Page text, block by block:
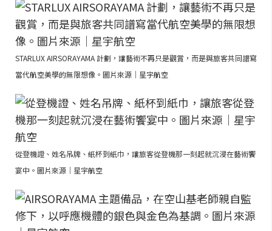
STARLUX AIRSORAYAMA 計劃，讓藝術不再只是觀賞，而是與旅客共同譜寫
當代航空美學的無限想像。圖片來源｜星宇航空
從登機證、姓名吊牌、紙杯到紙巾，讓旅客從登機那一刻起就沉浸在藝術饗
宴中。圖片來源｜星宇航空